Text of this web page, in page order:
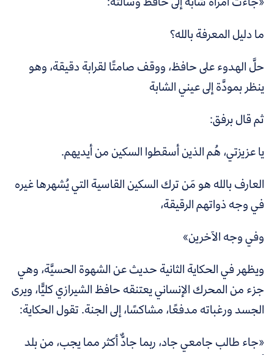
ما دليل المعرفة بالله؟
حلَّ الهدوء على حافظ، ووقف صامتًا لقرابة دقيقة، وهو
ينظر بمودَّة إلى عيني الشابة
ثم قال برفق:
يا عزيزتي، هُم الذين أسقطوا السكين من أيديهم.
العارف بالله هو مَن ترك السكين القاسية التي يُشهرها غيره
في وجه ذواتهم الرقيقة،
وفي وجه الآخرين»
ويظهر في الحكاية الثانية حديث عن الشهوة الحسيَّة، وهي
جزء من المحرك الإنساني يعتنقه حافظ الشيرازي كليًّا، ويرى
الجسد ورغباته مدفعًا، مشاكسًا، إلى الجنة. تقول الحكاية:
«جاء طالب جامعي جاد، ربما جادٌّ أكثر مما يجب، من بلد